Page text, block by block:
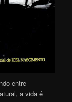
entre
a vida é